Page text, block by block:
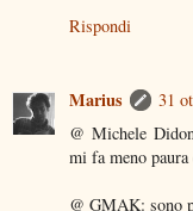
Rispondi
Marius
31
@ Michele
mi fa meno
@ GMAK: sono